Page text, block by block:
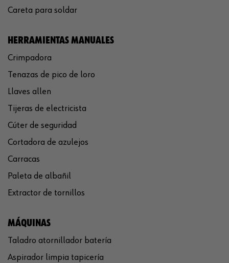
Careta para soldar
HERRAMIENTAS MANUALES
Crimpadora
Tenazas de pico de loro
Llaves allen
Tijeras de electricista
Cúter de seguridad
Cortadora de azulejos
Carracas
Paleta de albañil
Extractor de tornillos
MÁQUINAS
Taladro atornillador batería
Aspirador limpia tapicería